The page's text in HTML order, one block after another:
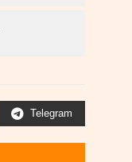
Telegram